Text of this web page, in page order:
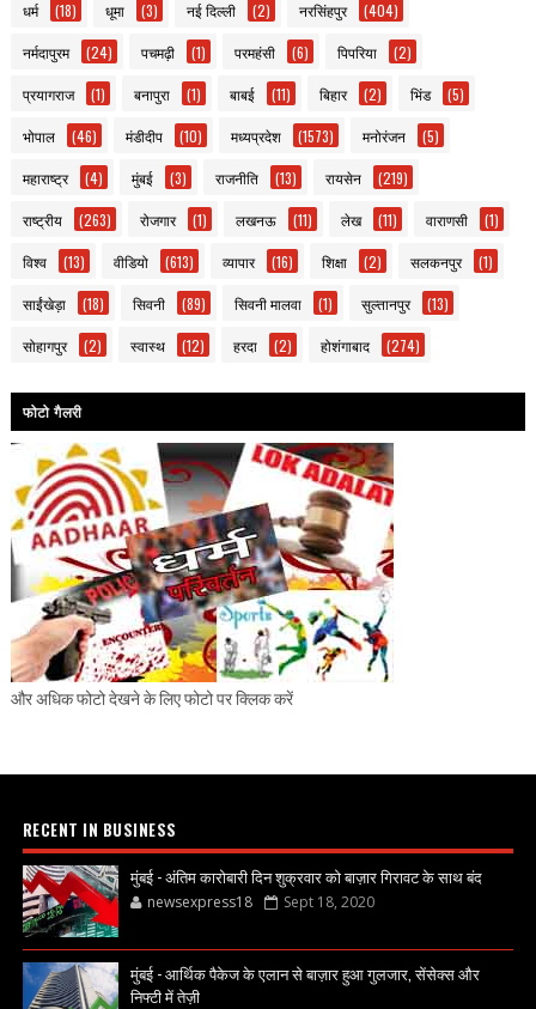
धर्म (18) धूमा (3) नई दिल्ली (2) नरसिंहपुर (404)
नर्मदापुरम (24) पचमढ़ी (1) परमहंसी (6) पिपरिया (2)
प्रयागराज (1) बनापुरा (1) बाबई (11) बिहार (2) भिंड (5)
भोपाल (46) मंडीदीप (10) मध्यप्रदेश (1573) मनोरंजन (5)
महाराष्ट्र (4) मुंबई (3) राजनीति (13) रायसेन (219)
राष्ट्रीय (263) रोजगार (1) लखनऊ (11) लेख (11) वाराणसी (1)
विश्व (13) वीडियो (613) व्यापार (16) शिक्षा (2) सलकनपुर (1)
साईंखेड़ा (18) सिवनी (89) सिवनी मालवा (1) सुल्तानपुर (13)
सोहागपुर (2) स्वास्थ (12) हरदा (2) होशंगाबाद (274)
फोटो गैलरी
और अधिक फोटो देखने के लिए फोटो पर क्लिक करें
RECENT IN BUSINESS
मुंबई - अंतिम कारोबारी दिन शुक्रवार को बाज़ार गिरावट के साथ बंद
newsexpress18 Sept 18, 2020
मुंबई - आर्थिक पैकेज के एलान से बाज़ार हुआ गुलजार, सेंसेक्स और
निफ्टी में तेज़ी